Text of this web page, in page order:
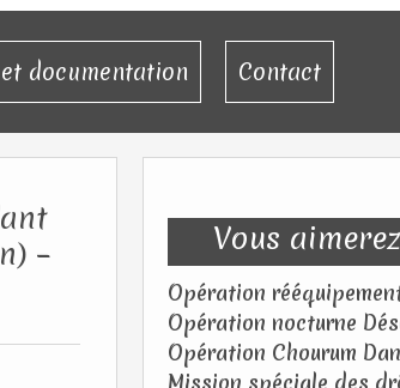
documentation Contact
Vous
Opération Chourum
–